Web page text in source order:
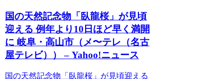
国の天然記念物「臥龍桜」が見頃
迎える 例年より10日ほど早く満開
に 岐阜・高山市（メ〜テレ（名古
屋テレビ）） – Yahoo!ニュース
国の天然記念物「臥龍桜」が見頃迎える